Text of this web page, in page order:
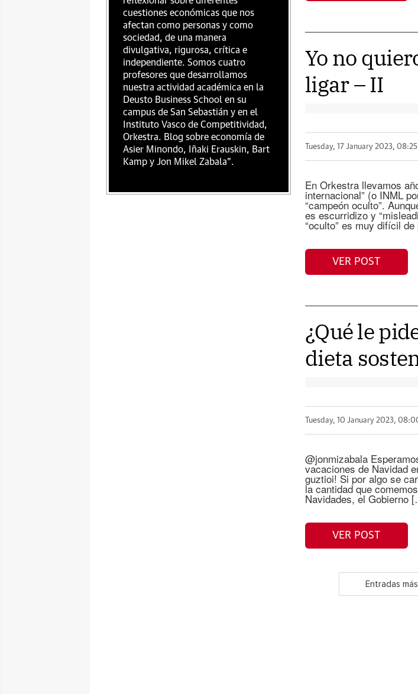
Yo no
ligar – II
Tuesday, 17 January 2023, 08:25
En Orkestra llevamos
internacional” (o INML
“campeón oculto”.
es escurridizo y
“oculto” es muy difícil
VER POST
¿Qué le
dieta
Tuesday, 10 January 2023,
@jonmizabala
vacaciones de Navidad
guztioi! Si por algo se
la cantidad que
Navidades, el Gobierno
VER POST
Entradas
cuestiones económicas que nos
afectan como personas y como
sociedad, de una manera
divulgativa, rigurosa, crítica e
independiente. Somos cuatro
profesores que desarrollamos
nuestra actividad académica en la
Deusto Business School en su
campus de San Sebastián y en el
Instituto Vasco de Competitividad,
Orkestra. Blog sobre economía de
Asier Minondo, Iñaki Erauskin, Bart
Kamp y Jon Mikel Zabala".